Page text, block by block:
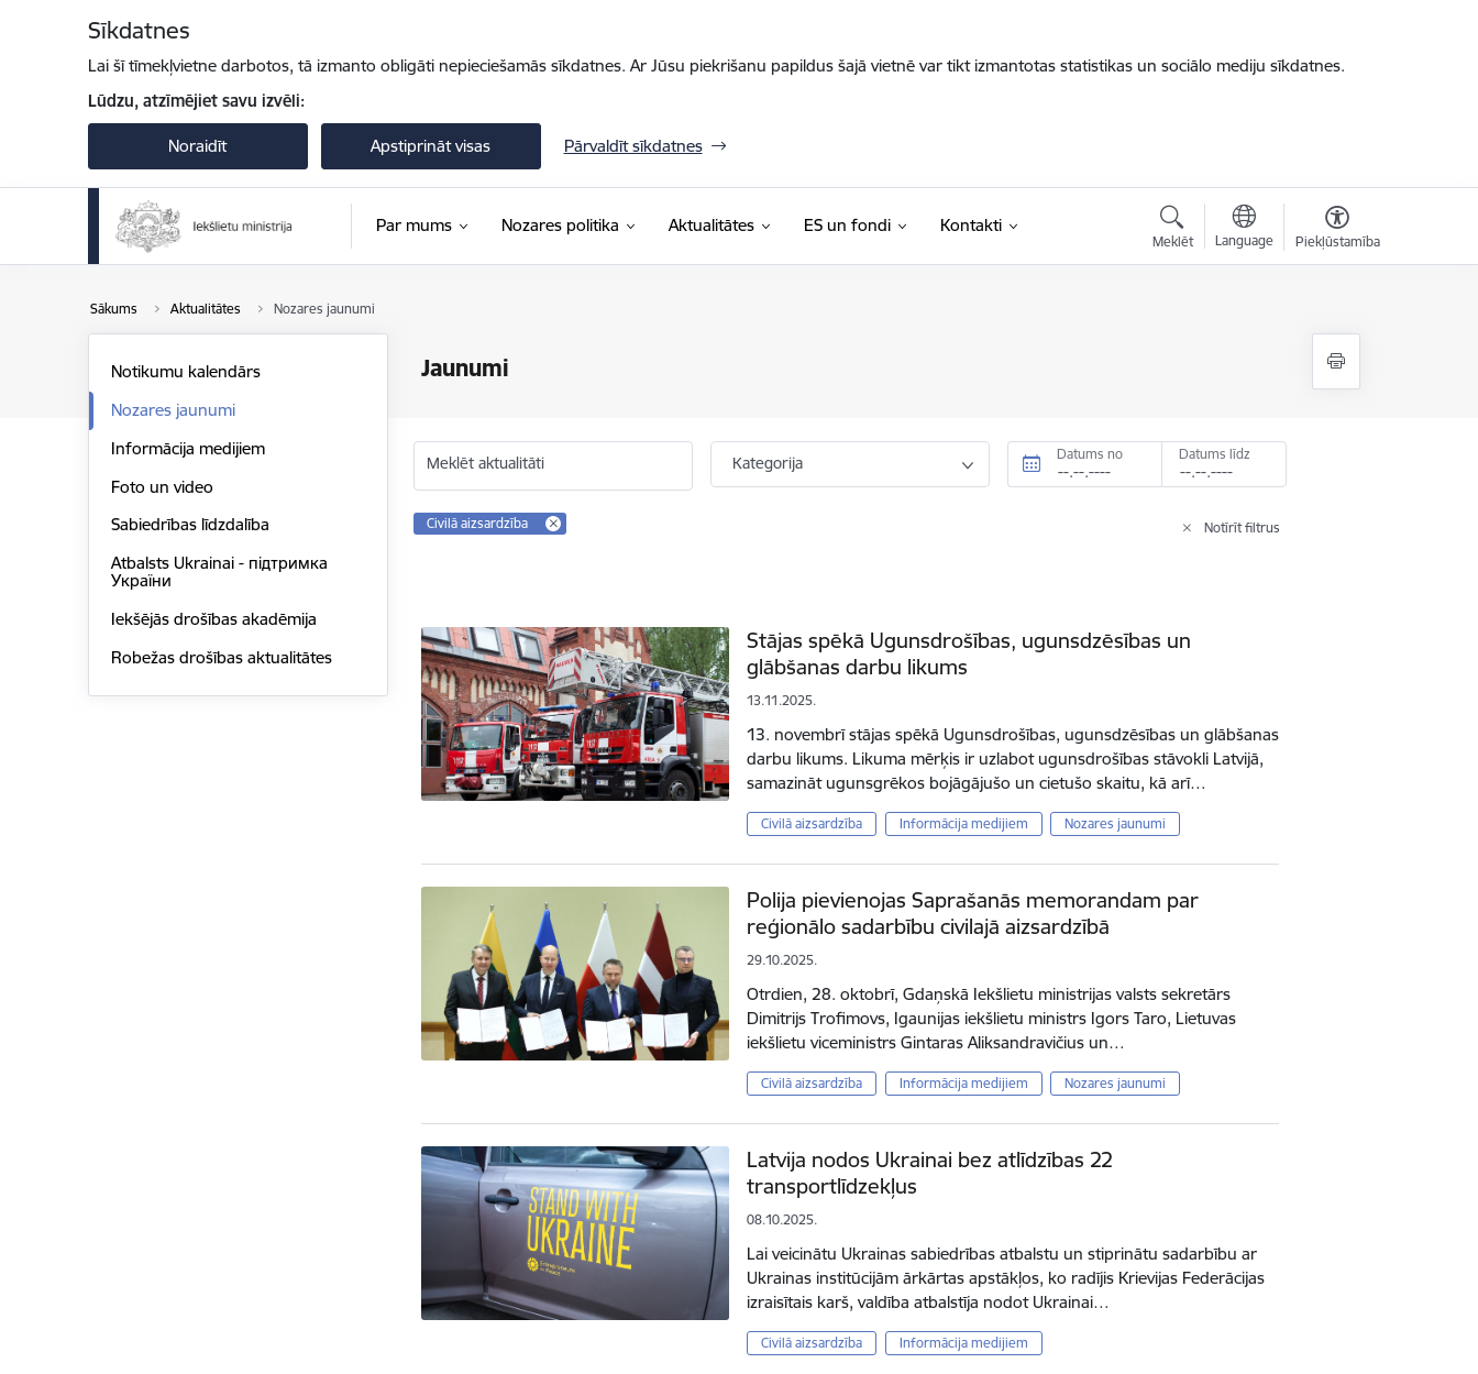
Sīkdatnes
Lai šī tīmekļvietne darbotos, tā izmanto obligāti nepieciešamās sīkdatnes. Ar Jūsu piekrišanu papildus šajā vietnē var tikt izmantotas statistikas un sociālo mediju sīkdatnes.
Lūdzu, atzīmējiet savu izvēli:
Noraidīt Apstiprināt visas Pārvaldīt sīkdatnes
Par mums Nozares politika Aktualitātes ES un fondi Kontakti
Meklēt Language Piekļūstamība
Sākums Aktualitātes Nozares jaunumi
Jaunumi
Notikumu kalendārs
Nozares jaunumi
Informācija medijiem
Foto un video
Sabiedrības līdzdalība
Atbalsts Ukrainai - підтримка
України
Iekšējās drošības akadēmija
Robežas drošības aktualitātes
Meklēt aktualitāti Kategorija Datums no Datums līdz
Civilā aizsardzība Notīrīt filtrus
Stājas spēkā Ugunsdrošības, ugunsdzēsības un
glābšanas darbu likums
13.11.2025.
13. novembrī stājas spēkā Ugunsdrošības, ugunsdzēsības un glābšanas
darbu likums. Likuma mērķis ir uzlabot ugunsdrošības stāvokli Latvijā,
samazināt ugunsgrēkos bojāgājušo un cietušo skaitu, kā arī…
Civilā aizsardzība Informācija medijiem Nozares jaunumi
Polija pievienojas Saprašanās memorandam par
reģionālo sadarbību civilajā aizsardzībā
29.10.2025.
Otrdien, 28. oktobrī, Gdaņskā Iekšlietu ministrijas valsts sekretārs
Dimitrijs Trofimovs, Igaunijas iekšlietu ministrs Igors Taro, Lietuvas
iekšlietu viceministrs Gintaras Aliksandravičius un…
Civilā aizsardzība Informācija medijiem Nozares jaunumi
Latvija nodos Ukrainai bez atlīdzības 22
transportlīdzekļus
08.10.2025.
Lai veicinātu Ukrainas sabiedrības atbalstu un stiprinātu sadarbību ar
Ukrainas institūcijām ārkārtas apstākļos, ko radījis Krievijas Federācijas
izraisītais karš, valdība atbalstīja nodot Ukrainai…
Civilā aizsardzība Informācija medijiem